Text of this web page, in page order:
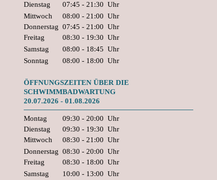
Dienstag
07:45 - 21:30 Uhr
Mittwoch
08:00 - 21:00 Uhr
Donnerstag 07:45 - 21:00 Uhr
Freitag
08:30 - 19:30 Uhr
Samstag
08:00 - 18:45 Uhr
Sonntag
08:00 - 18:00 Uhr
ÖFFNUNGSZEITEN ÜBER DIE
SCHWIMMBADWARTUNG
20.07.2026 - 01.08.2026
Montag 09:30 - 20:00 Uhr
Dienstag
09:30 - 19:30 Uhr
Mittwoch
08:30 - 21:00 Uhr
Donnerstag 08:30 - 20:00 Uhr
Freitag
08:30 - 18:00 Uhr
Samstag
10:00 - 13:00 Uhr